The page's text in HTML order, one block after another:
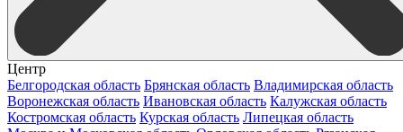
Центр
Белгородская область Брянская область Владимирская область
Воронежская область Ивановская область Калужская область
Костромская область Курская область Липецкая область